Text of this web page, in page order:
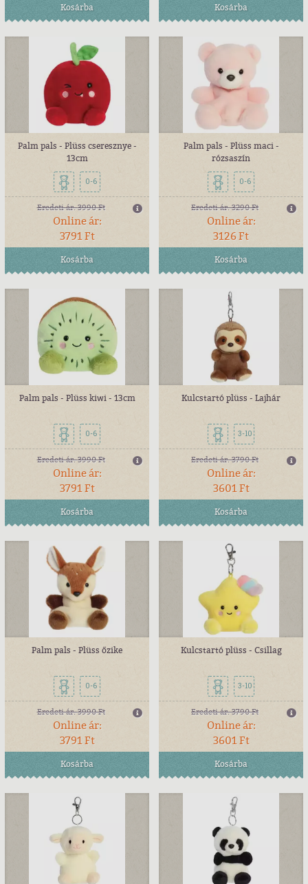
Kosárba Kosárba
Palm pals - Plüss cseresznye -
13cm
0-6
Eredeti ár:3990 Ft
Online ár:
3791 Ft
Kosárba
Palm pals - Plüss maci -
rózsaszín
0-6
Eredeti ár:3290 Ft
Online ár:
3126 Ft
Kosárba
Palm pals - Plüss kiwi - 13cm
0-6
Eredeti ár:3990 Ft
Online ár:
3791 Ft
Kosárba
Kulcstartó plüss - Lajhár
3-10
Eredeti ár:3790 Ft
Online ár:
3601 Ft
Kosárba
Palm pals - Plüss őzike
0-6
Eredeti ár:3990 Ft
Online ár:
3791 Ft
Kosárba
Kulcstartó plüss - Csillag
3-10
Eredeti ár:3790 Ft
Online ár:
3601 Ft
Kosárba